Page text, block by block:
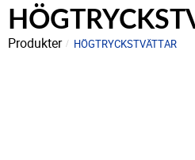
Produkter HÖGTRYCKSTVÄTTAR